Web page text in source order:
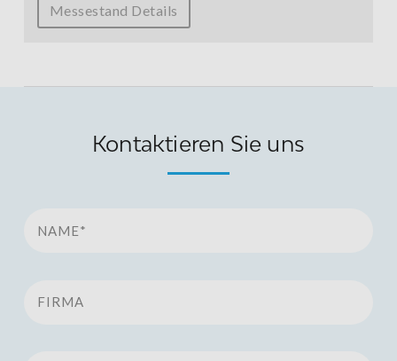
Messestand Details
Kontaktieren Sie uns